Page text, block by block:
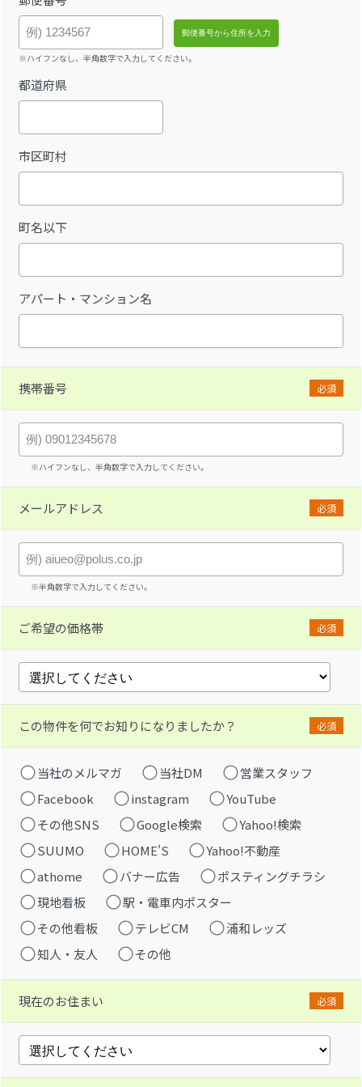
※ハイフンなし、半角数字で入力してください。
都道府県
市区町村
町名以下
アパート・マンション名
携帯番号 必須
※ハイフンなし、半角数字で入力してください。
メールアドレス 必須
※半角数字で入力してください。
ご希望の価格帯 必須
この物件を何でお知りになりましたか？ 必須
当社のメルマガ 当社DM
営業スタッフ
Facebook
instagram
YouTube
その他SNS
Google検索
Yahoo!検索
SUUMO
HOME'S
Yahoo!不動産
athome
バナー広告
ポスティングチラシ
現地看板
駅・電車内ポスター
その他看板
テレビCM
浦和レッズ
知人・友人
その他
現在のお住まい 必須